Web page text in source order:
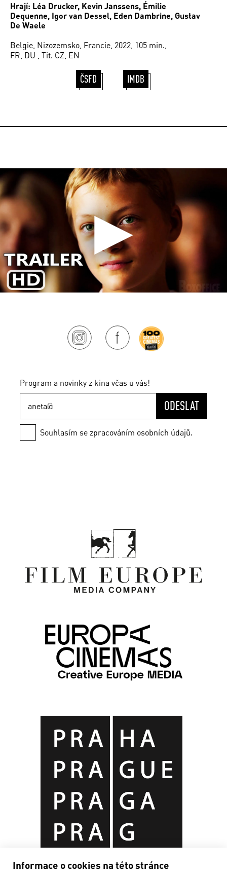
Hrají: Léa Drucker, Kevin Janssens, Émilie
Dequenne, Igor van Dessel, Eden Dambrine, Gustav
De Waele
Belgie, Nizozemsko, Francie, 2022, 105 min.,
FR, DU , Tit. CZ, EN
ČSFD IMDB
Program a novinky z kina včas u vás!
ODESLAT
Souhlasím se zpracováním osobních údajů.
Informace o cookies na této stránce